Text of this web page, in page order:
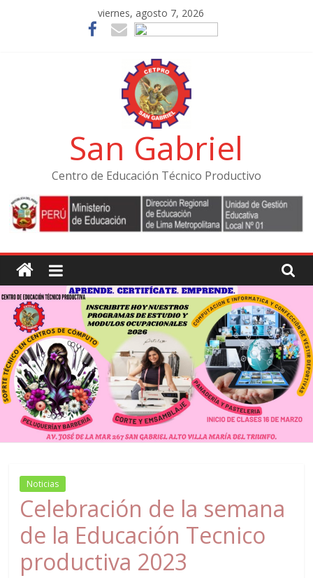
viernes, agosto 7, 2026
San Gabriel
Centro de Educación Técnico Productivo
Noticias
Celebración de la semana
de la Educación Tecnico
productiva 2023